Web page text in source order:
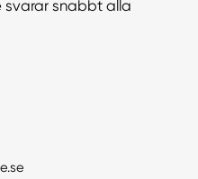
svarar snabbt alla